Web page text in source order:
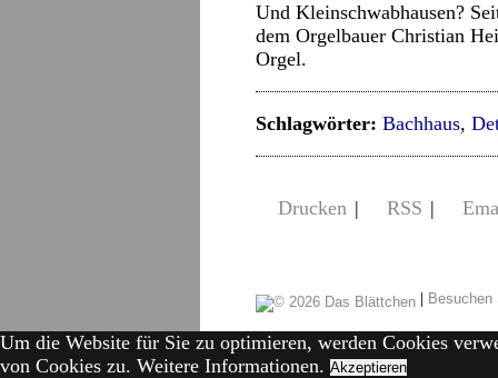
Und Kleinschwabhausen?
dem Orgelbauer Christian
Orgel.
Schlagwörter: Bachhaus,
Drucken | RSS |
|
Um die Website für Sie zu optimieren, werden Cookies
von Cookies zu. Weitere Informationen. Akzeptieren